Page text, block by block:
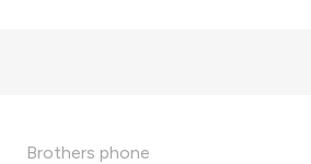
Brothers phone